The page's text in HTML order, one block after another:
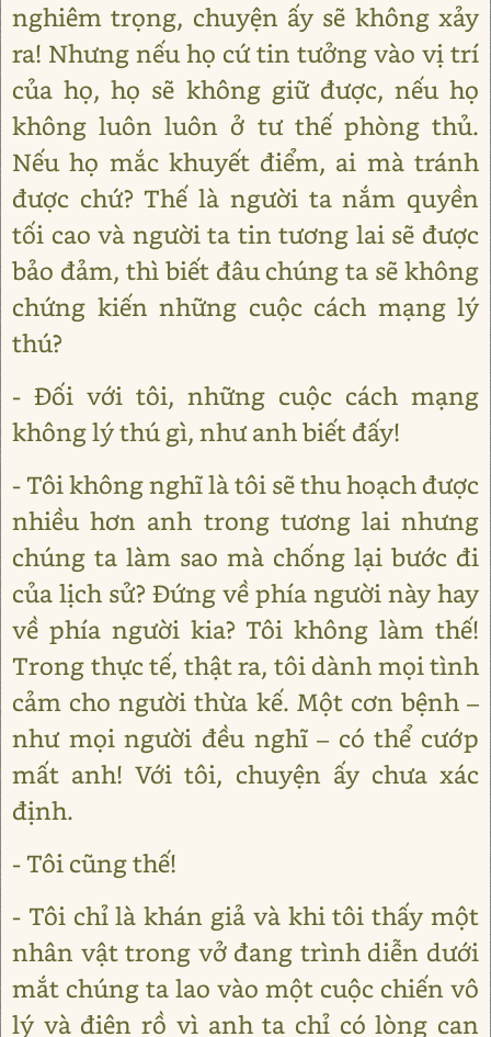
nghiêm trọng, chuyện ấy sẽ không xảy
ra! Nhưng nếu họ cứ tin tưởng vào vị trí
của họ, họ sẽ không giữ được, nếu họ
không luôn luôn ở tư thế phòng thủ.
Nếu họ mắc khuyết điểm, ai mà tránh
được chứ? Thế là người ta nắm quyền
tối cao và người ta tin tương lai sẽ được
bảo đảm, thì biết đâu chúng ta sẽ không
chứng kiến những cuộc cách mạng lý
thú?
- Đối với tôi, những cuộc cách mạng
không lý thú gì, như anh biết đấy!
- Tôi không nghĩ là tôi sẽ thu hoạch được
nhiều hơn anh trong tương lai nhưng
chúng ta làm sao mà chống lại bước đi
của lịch sử? Đứng về phía người này hay
về phía người kia? Tôi không làm thế!
Trong thực tế, thật ra, tôi dành mọi tình
cảm cho người thừa kế. Một cơn bệnh –
như mọi người đều nghĩ – có thể cướp
mất anh! Với tôi, chuyện ấy chưa xác
định.
- Tôi cũng thế!
- Tôi chỉ là khán giả và khi tôi thấy một
nhân vật trong vở đang trình diễn dưới
mắt chúng ta lao vào một cuộc chiến vô
lý và điên rồ vì anh ta chỉ có lòng can